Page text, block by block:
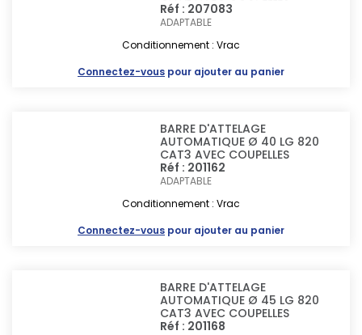
Réf : 207083
ADAPTABLE
Conditionnement : Vrac
Connectez-vous pour ajouter au panier
BARRE D'ATTELAGE
AUTOMATIQUE Ø 40 LG 820
CAT3 AVEC COUPELLES
Réf : 201162
ADAPTABLE
Conditionnement : Vrac
Connectez-vous pour ajouter au panier
BARRE D'ATTELAGE
AUTOMATIQUE Ø 45 LG 820
CAT3 AVEC COUPELLES
Réf : 201168